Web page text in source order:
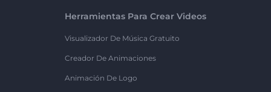
Herramientas Para Crear Videos
Visualizador De Música Gratuito
Creador De Animaciones
Animación De Logo